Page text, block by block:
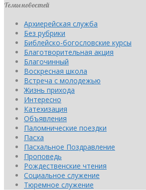
Темы новостей
Архиерейская служба
Без рубрики
Библейско-богословские курсы
Благотворительная акция
Благочинный
Воскресная школа
Встреча с молодежью
Жизнь прихода
Интересно
Катехизация
Объявления
Паломнические поездки
Пасха
Пасхальное Поздравление
Проповедь
Рождественские чтения
Социальное служение
Тюремное служение